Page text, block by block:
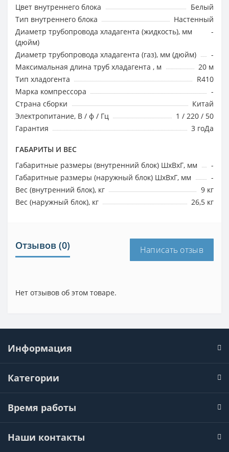
Цвет внутреннего блока
Белый
Тип внутреннего блока
Настенный
Диаметр трубопровода хладагента (жидкость), мм
(дюйм)
-
Диаметр трубопровода хладагента (газ), мм (дюйм)
-
Максимальная длина труб хладагента , м
20 м
Тип хладогента
R410
Марка компрессора
-
Страна сборки
Китай
Электропитание, В / ф / Гц
1 / 220 / 50
Гарантия
3 гоДа
ГАБАРИТЫ И ВЕС
Габаритные размеры (внутренний блок) ШхВхГ, мм
-
Габаритные размеры (наружный блок) ШхВхГ, мм
-
Вес (внутренний блок), кг
9 кг
Вес (наружный блок), кг
26,5 кг
Отзывов (0) Написать отзыв
Нет отзывов об этом товаре.
Информация
Категории
Время работы
Наши контакты